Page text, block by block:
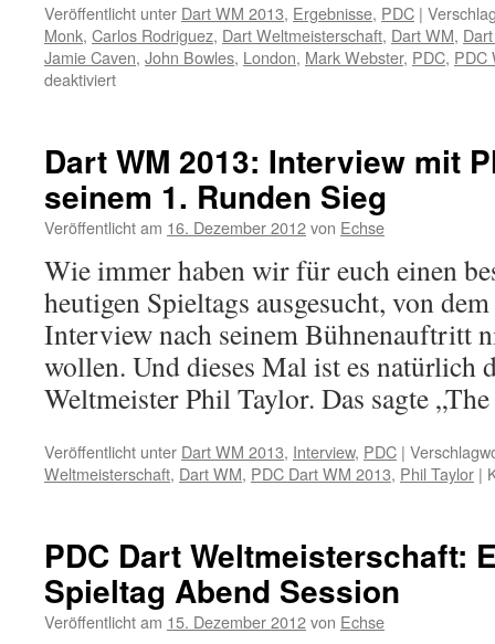
Veröffentlicht unter Dart WM 2013, Ergebnisse, PDC |
Monk, Carlos Rodriguez, Dart Weltmeisterschaft, Dart WM,
Jamie Caven, John Bowles, London, Mark Webster, PDC, PDC
deaktiviertfür
Ergebnisse
4.
Tag
Dart WM 2013: Interview mit
seinem 1. Runden Sieg
Veröffentlicht am 16. Dezember 2012von Echse
Wie immer haben wir für euch einen
heutigen Spieltags ausgesucht, von
Interview nach seinem Bühnenauftritt
wollen. Und dieses Mal ist es natürlich
Weltmeister Phil Taylor. Das sagte
Veröffentlicht unter Dart WM 2013, Interview, PDC |
Weltmeisterschaft, Dart WM, PDC Dart WM 2013, Phil Taylor |
PDC Dart Weltmeisterschaft:
Spieltag Abend Session
Veröffentlicht am 15. Dezember 2012von Echse